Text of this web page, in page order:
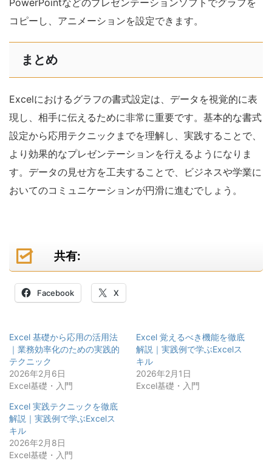
PowerPointなどのプレゼンテーションソフトでグラフを
コピーし、アニメーションを設定できます。
まとめ
Excelにおけるグラフの書式設定は、データを視覚的に表
現し、相手に伝えるために非常に重要です。基本的な書式
設定から応用テクニックまでを理解し、実践することで、
より効果的なプレゼンテーションを行えるようになりま
す。データの見せ方を工夫することで、ビジネスや学業に
おいてのコミュニケーションが円滑に進むでしょう。
共有:
Facebook X
Excel 基礎から応用の活用法
｜業務効率化のための実践的
テクニック
2026年2月6日
Excel基礎・入門
Excel 覚えるべき機能を徹底
解説｜実践例で学ぶExcelス
キル
2026年2月1日
Excel基礎・入門
Excel 実践テクニックを徹底
解説｜実践例で学ぶExcelス
キル
2026年2月8日
Excel基礎・入門